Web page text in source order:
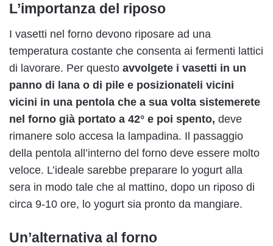
L’importanza del riposo
I vasetti nel forno devono riposare ad una
temperatura costante che consenta ai fermenti lattici
di lavorare. Per questo avvolgete i vasetti in un
panno di lana o di pile e posizionateli vicini
vicini in una pentola che a sua volta sistemerete
nel forno già portato a 42° e poi spento, deve
rimanere solo accesa la lampadina. Il passaggio
della pentola all’interno del forno deve essere molto
veloce. L’ideale sarebbe preparare lo yogurt alla
sera in modo tale che al mattino, dopo un riposo di
circa 9-10 ore, lo yogurt sia pronto da mangiare.
Un’alternativa al forno